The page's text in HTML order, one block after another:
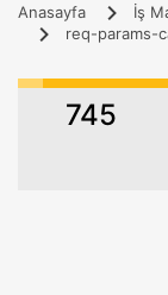
Anasayfa İş
req-params-
745